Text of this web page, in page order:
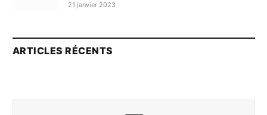
21 janvier 2023
ARTICLES RÉCENTS